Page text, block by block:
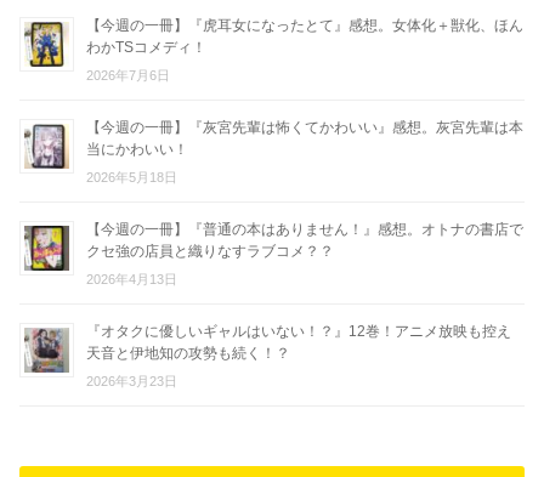
【今週の一冊】『虎耳女になったとて』感想。女体化＋獣化、ほん
わかTSコメディ！
2026年7月6日
【今週の一冊】『灰宮先輩は怖くてかわいい』感想。灰宮先輩は本
当にかわいい！
2026年5月18日
【今週の一冊】『普通の本はありません！』感想。オトナの書店で
クセ強の店員と織りなすラブコメ？？
2026年4月13日
『オタクに優しいギャルはいない！？』12巻！アニメ放映も控え
天音と伊地知の攻勢も続く！？
2026年3月23日